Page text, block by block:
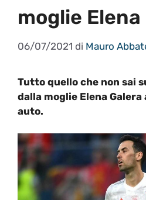
moglie Elena
06/07/2021 di Mauro
Tutto quello che non sai
dalla moglie Elena
auto.